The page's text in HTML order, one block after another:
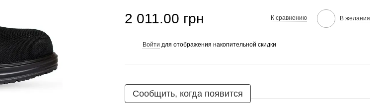
2 011.00 грн К сравнению В желания
Войти для отображения накопительной скидки
Сообщить, когда появится